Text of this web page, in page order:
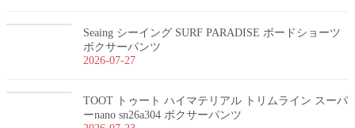
Seaing シーイング SURF PARADISE ボードショーツ
ボクサーパンツ
2026-07-27
TOOT トゥート ハイマテリアル トリムライン スーパ
ーnano sn26a304 ボクサーパンツ